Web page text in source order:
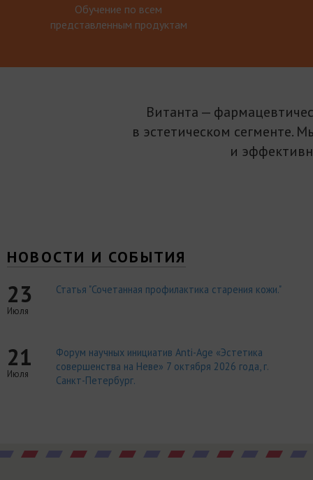
Обучение по всем
представленным продуктам
Витанта —
в эстетическом сегменте.
и
НОВОСТИ И СОБЫТИЯ
23
Июля
Статья "Сочетанная профилактика старения кожи."
21
Июля
Форум научных инициатив Anti-Age «Эстетика
совершенства на Неве» 7 октября 2026 года, г.
Санкт-Петербург.